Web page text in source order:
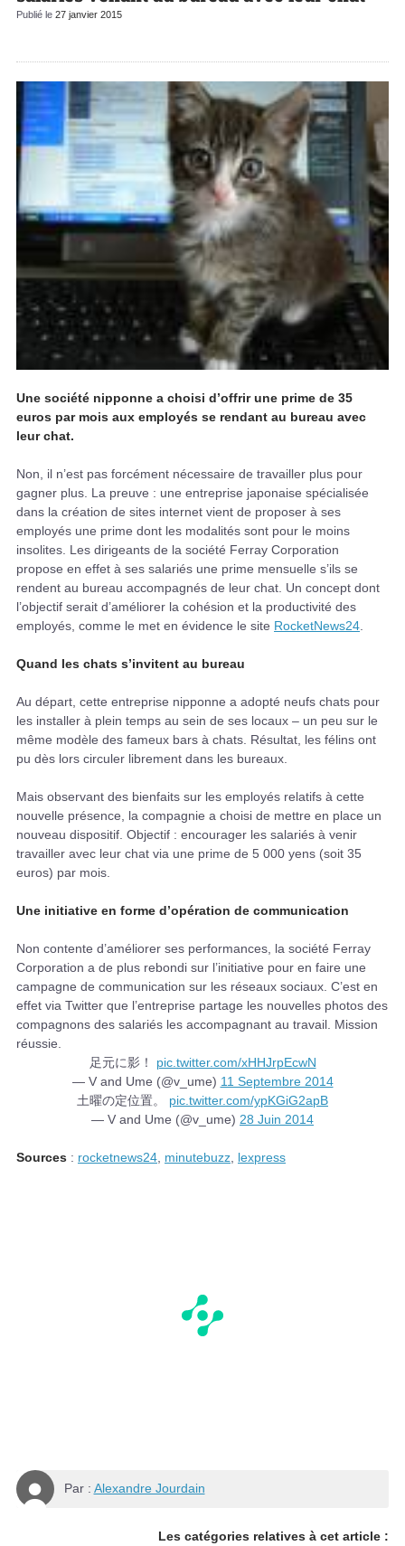
Publié le 27 janvier 2015
Une société nipponne a choisi d’offrir une prime de 35
euros par mois aux employés se rendant au bureau avec
leur chat.
Non, il n’est pas forcément nécessaire de travailler plus pour
gagner plus. La preuve : une entreprise japonaise spécialisée
dans la création de sites internet vient de proposer à ses
employés une prime dont les modalités sont pour le moins
insolites. Les dirigeants de la société Ferray Corporation
propose en effet à ses salariés une prime mensuelle s’ils se
rendent au bureau accompagnés de leur chat. Un concept dont
l’objectif serait d’améliorer la cohésion et la productivité des
employés, comme le met en évidence le site RocketNews24
Quand les chats s’invitent au bureau
Au départ, cette entreprise nipponne a adopté neufs chats pour
les installer à plein temps au sein de ses locaux – un peu sur le
même modèle des fameux bars à chats. Résultat, les félins ont
pu dès lors circuler librement dans les bureaux.
Mais observant des bienfaits sur les employés relatifs à cette
nouvelle présence, la compagnie a choisi de mettre en place un
nouveau dispositif. Objectif : encourager les salariés à venir
travailler avec leur chat via une prime de 5 000 yens (soit 35
euros) par mois.
Une initiative en forme d’opération de communication
Non contente d’améliorer ses performances, la société Ferray
Corporation a de plus rebondi sur l’initiative pour en faire une
campagne de communication sur les réseaux sociaux. C’est en
effet via Twitter que l’entreprise partage les nouvelles photos des
compagnons des salariés les accompagnant au travail. Mission
réussie.
足元に影！ pic.twitter.com/xHHJrpEcwN
— V and Ume (@v_ume) 11 Septembre 2014
土曜の定位置。 pic.twitter.com/ypKGiG2apB
— V and Ume (@v_ume) 28 Juin 2014
Sources : rocketnews24 minutebuzz lexpress
Par : Alexandre Jourdain
Les catégories relatives à cet article :